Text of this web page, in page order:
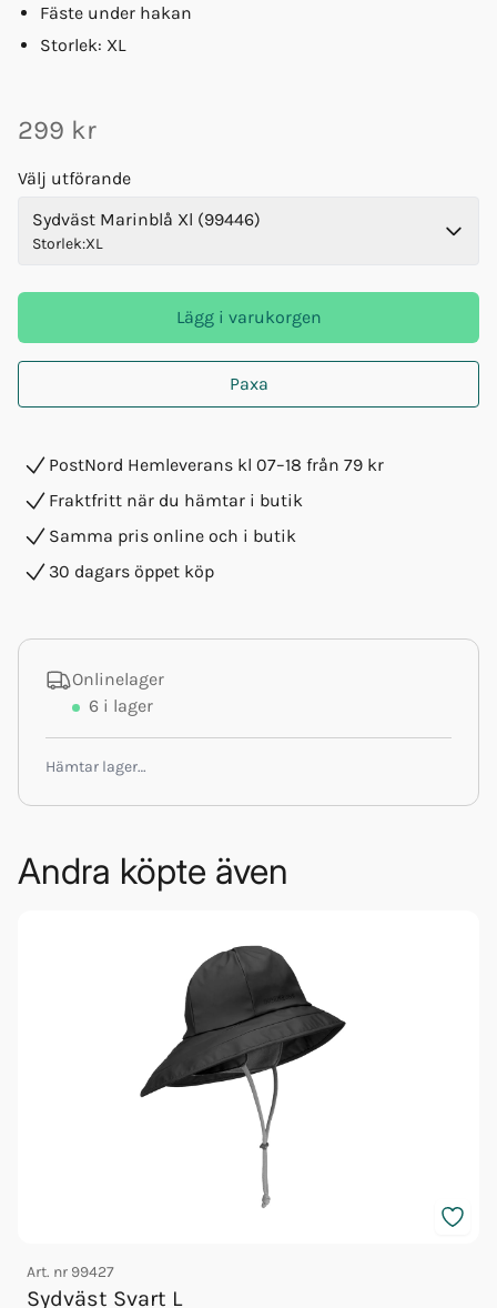
Fäste under hakan
Storlek: XL
299 kr
Välj utförande
Sydväst Marinblå Xl (99446)
Storlek:XL
Lägg i varukorgen
Paxa
PostNord Hemleverans kl 07–18 från 79 kr
Fraktfritt när du hämtar i butik
Samma pris online och i butik
30 dagars öppet köp
Onlinelager
6 i lager
Hämtar lager…
Andra köpte även
Art. nr 99427
Sydväst Svart L